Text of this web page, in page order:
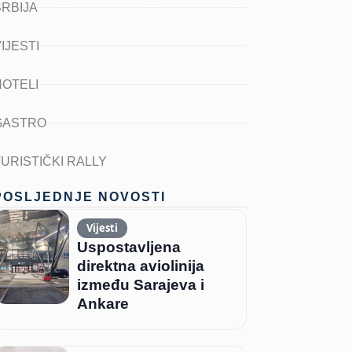
RALLY
NOVOSTI
Vijesti
Uspostavljena
direktna aviolinija
između Sarajeva i
Ankare